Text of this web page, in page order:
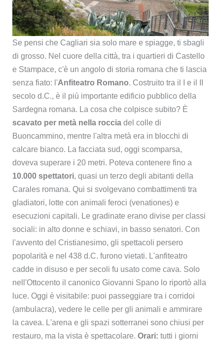
Se pensi che Cagliari sia solo mare e spiagge, ti sbagli
di grosso. Nel cuore della città, tra i quartieri di Castello
e Stampace, c'è un angolo di storia romana che ti lascia
senza fiato: l'Anfiteatro Romano. Costruito tra il I e il II
secolo d.C., è il più importante edificio pubblico della
Sardegna romana. La cosa che colpisce subito? È
scavato per metà nella rocciadel colle di
Buoncammino, mentre l'altra metà era in blocchi di
calcare bianco. La facciata sud, oggi scomparsa,
doveva superare i 20 metri. Poteva contenere fino a
10.000 spettatori, quasi un terzo degli abitanti della
Carales romana. Qui si svolgevano combattimenti tra
gladiatori, lotte con animali feroci (venationes) e
esecuzioni capitali. Le gradinate erano divise per classi
sociali: in alto donne e schiavi, in basso senatori. Con
l'avvento del Cristianesimo, gli spettacoli persero
popolarità e nel 438 d.C. furono vietati. L'anfiteatro
cadde in disuso e per secoli fu usato come cava. Solo
nell'Ottocento il canonico Giovanni Spano lo riportò alla
luce. Oggi è visitabile: puoi passeggiare tra i corridoi
(ambulacra), vedere le celle per gli animali e ammirare
la cavea. L'arena e gli spazi sotterranei sono chiusi per
restauro, ma la vista è spettacolare. Orari: tutti i giorni